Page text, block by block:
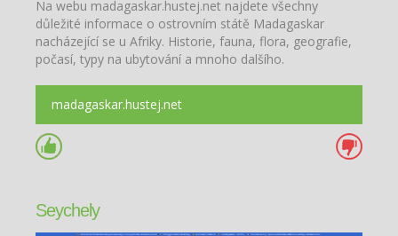
Na webu madagaskar.hustej.net najdete všechny
důležité informace o ostrovním státě Madagaskar
nacházející se u Afriky. Historie, fauna, flora, geografie,
počasí, typy na ubytování a mnoho dalšího.
madagaskar.hustej.net
Seychely